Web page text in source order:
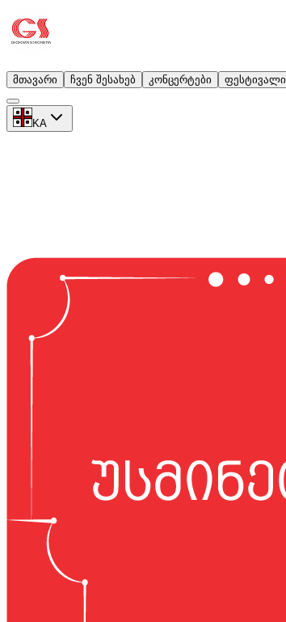
მთავარი ჩვენ შესახებ კონცერტები ფესტივალი
KA